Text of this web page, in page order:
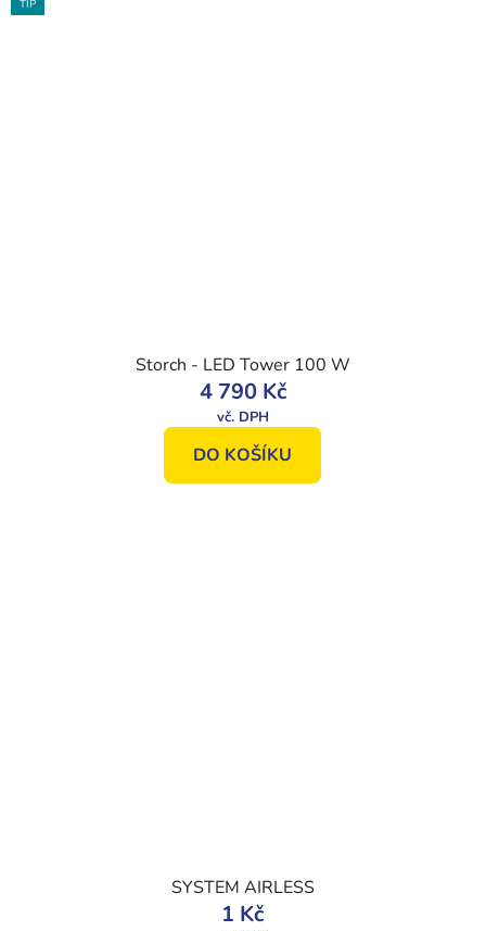
TIP
Storch - LED Tower 100 W
4 790 Kč
DO KOŠÍKU
SYSTEM AIRLESS
1 Kč